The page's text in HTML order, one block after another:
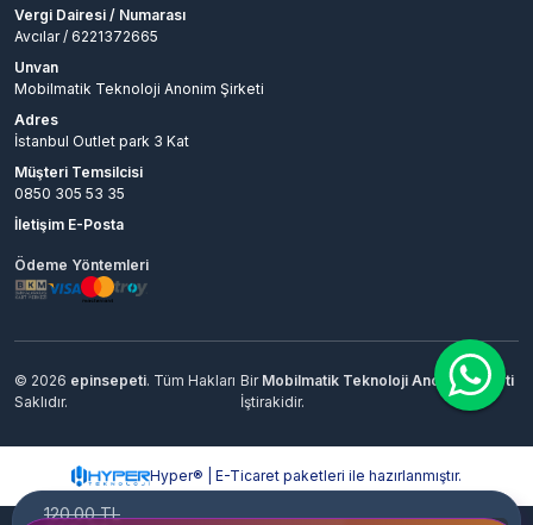
120.00 TL
Vergi Dairesi / Numarası
Avcılar / 6221372665
Unvan
Mobilmatik Teknoloji Anonim Şirketi
Adres
İstanbul Outlet park 3 Kat
Müşteri Temsilcisi
0850 305 53 35
İletişim E-Posta
Ödeme Yöntemleri
© 2026 epinsepeti. Tüm Hakları
Saklıdır.
Bir Mobilmatik Teknoloji Anonim Şirketi
İştirakidir.
Hyper® | E-Ticaret paketleri ile hazırlanmıştır.